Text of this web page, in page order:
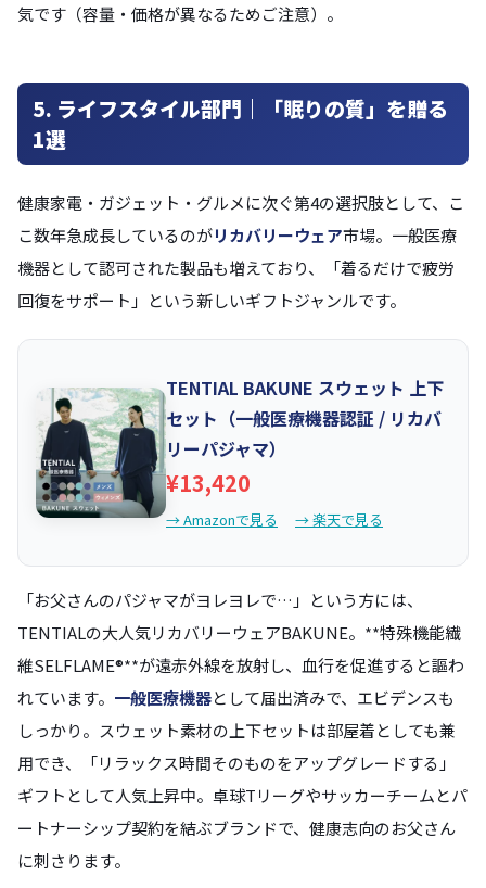
気です（容量・価格が異なるためご注意）。
5. ライフスタイル部門｜「眠りの質」を贈る
1選
健康家電・ガジェット・グルメに次ぐ第4の選択肢として、こ
こ数年急成長しているのがリカバリーウェア市場。一般医療
機器として認可された製品も増えており、「着るだけで疲労
回復をサポート」という新しいギフトジャンルです。
TENTIAL BAKUNE スウェット 上下
セット（一般医療機器認証 / リカバ
リーパジャマ）
¥13,420
→ Amazonで見る → 楽天で見る
「お父さんのパジャマがヨレヨレで…」という方には、
TENTIALの大人気リカバリーウェアBAKUNE。**特殊機能繊
維SELFLAME®**が遠赤外線を放射し、血行を促進すると謳わ
れています。 一般医療機器として届出済みで、エビデンスも
しっかり。スウェット素材の上下セットは部屋着としても兼
用でき、「リラックス時間そのものをアップグレードする」
ギフトとして人気上昇中。卓球Tリーグやサッカーチームとパ
ートナーシップ契約を結ぶブランドで、健康志向のお父さん
に刺さります。